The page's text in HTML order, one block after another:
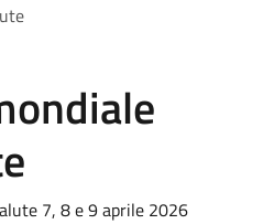
7, 8 e 9 aprile 2026